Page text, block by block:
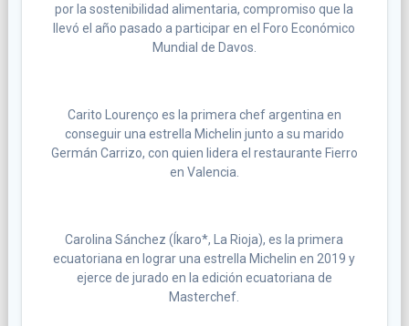
por la sostenibilidad alimentaria, compromiso que la
llevó el año pasado a participar en el Foro Económico
Mundial de Davos.
Carito Lourenço es la primera chef argentina en
conseguir una estrella Michelin junto a su marido
Germán Carrizo, con quien lidera el restaurante Fierro
en Valencia.
Carolina Sánchez (Íkaro*, La Rioja), es la primera
ecuatoriana en lograr una estrella Michelin en 2019 y
ejerce de jurado en la edición ecuatoriana de
Masterchef.